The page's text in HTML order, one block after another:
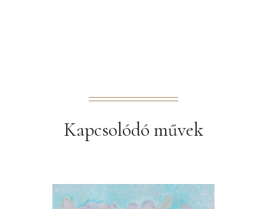
Kapcsolódó művek